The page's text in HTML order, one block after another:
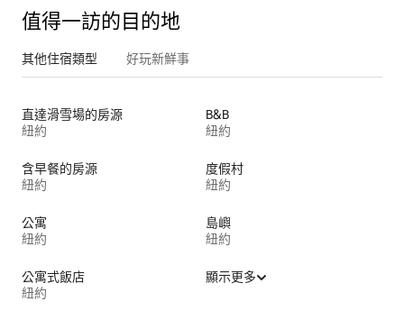
值得一訪的目的地
其他住宿類型 好玩新鮮事
直達滑雪場的房源
紐約
B&B
紐約
含早餐的房源
紐約
度假村
紐約
公寓
紐約
島嶼
紐約
公寓式飯店
紐約
顯示更多